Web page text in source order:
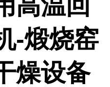
高温回
-煅烧窑
燥设备